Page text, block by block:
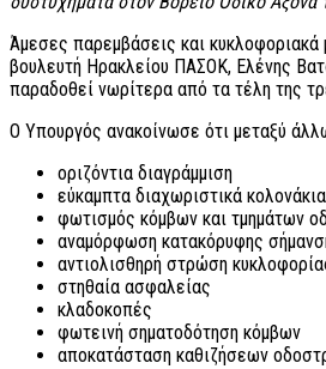
Άμεσες παρεμβάσεις και
βουλευτή Ηρακλείου ΠΑΣΟΚ, Ελένης
παραδοθεί νωρίτερα από τα τέλη της
Ο Υπουργός ανακοίνωσε ότι μεταξύ
οριζόντια διαγράμμιση
εύκαμπτα διαχωριστικά κολονάκια
φωτισμός κόμβων και τμημάτων
αναμόρφωση κατακόρυφης
αντιολισθηρή στρώση
στηθαία ασφαλείας
κλαδοκοπές
φωτεινή σηματοδότηση κόμβων
αποκατάσταση καθιζήσεων